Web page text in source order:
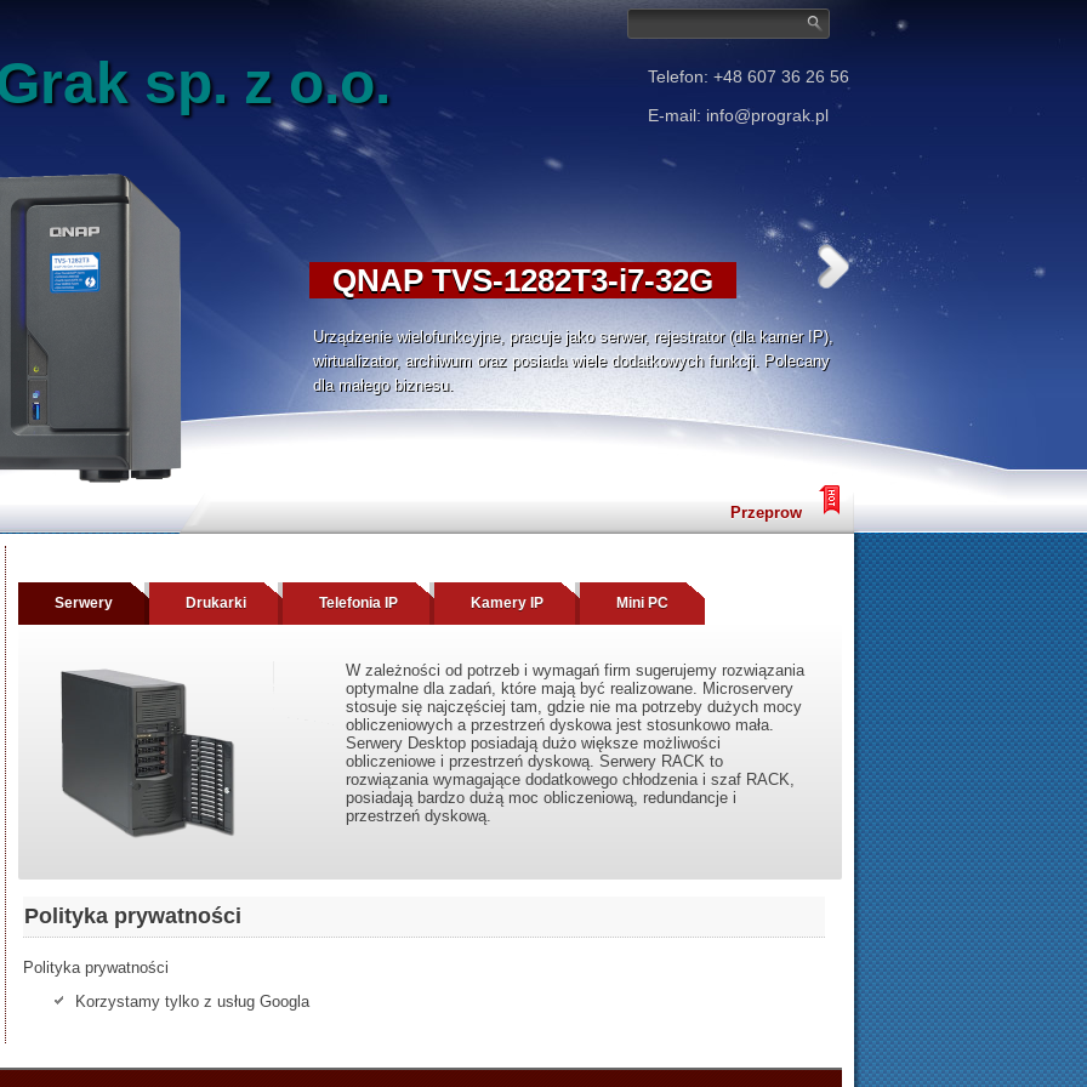
Telefon: +48 607 36 26 56
E-mail: info@prograk.pl
QNAP TVS-1282T3-i7-32G
Urządzenie wielofunkcyjne, pracuje jako serwer, rejestrator (dla kamer IP),
wirtualizator, archiwum oraz posiada wiele dodatkowych funkcji. Polecany
dla małego biznesu.
Przeprowadzimy audyt oraz opracujemy
sp. z o.o.
Serwery Drukarki Telefonia IP Kamery IP Mini PC
W zależności od potrzeb i wymagań firm sugerujemy rozwiązania
optymalne dla zadań, które mają być realizowane. Microservery
stosuje się najczęściej tam, gdzie nie ma potrzeby dużych mocy
obliczeniowych a przestrzeń dyskowa jest stosunkowo mała.
Serwery Desktop posiadają dużo większe możliwości
obliczeniowe i przestrzeń dyskową. Serwery RACK to
rozwiązania wymagające dodatkowego chłodzenia i szaf RACK,
posiadają bardzo dużą moc obliczeniową, redundancje i
przestrzeń dyskową.
Polityka prywatności
Polityka prywatności
Korzystamy tylko z usług Googla